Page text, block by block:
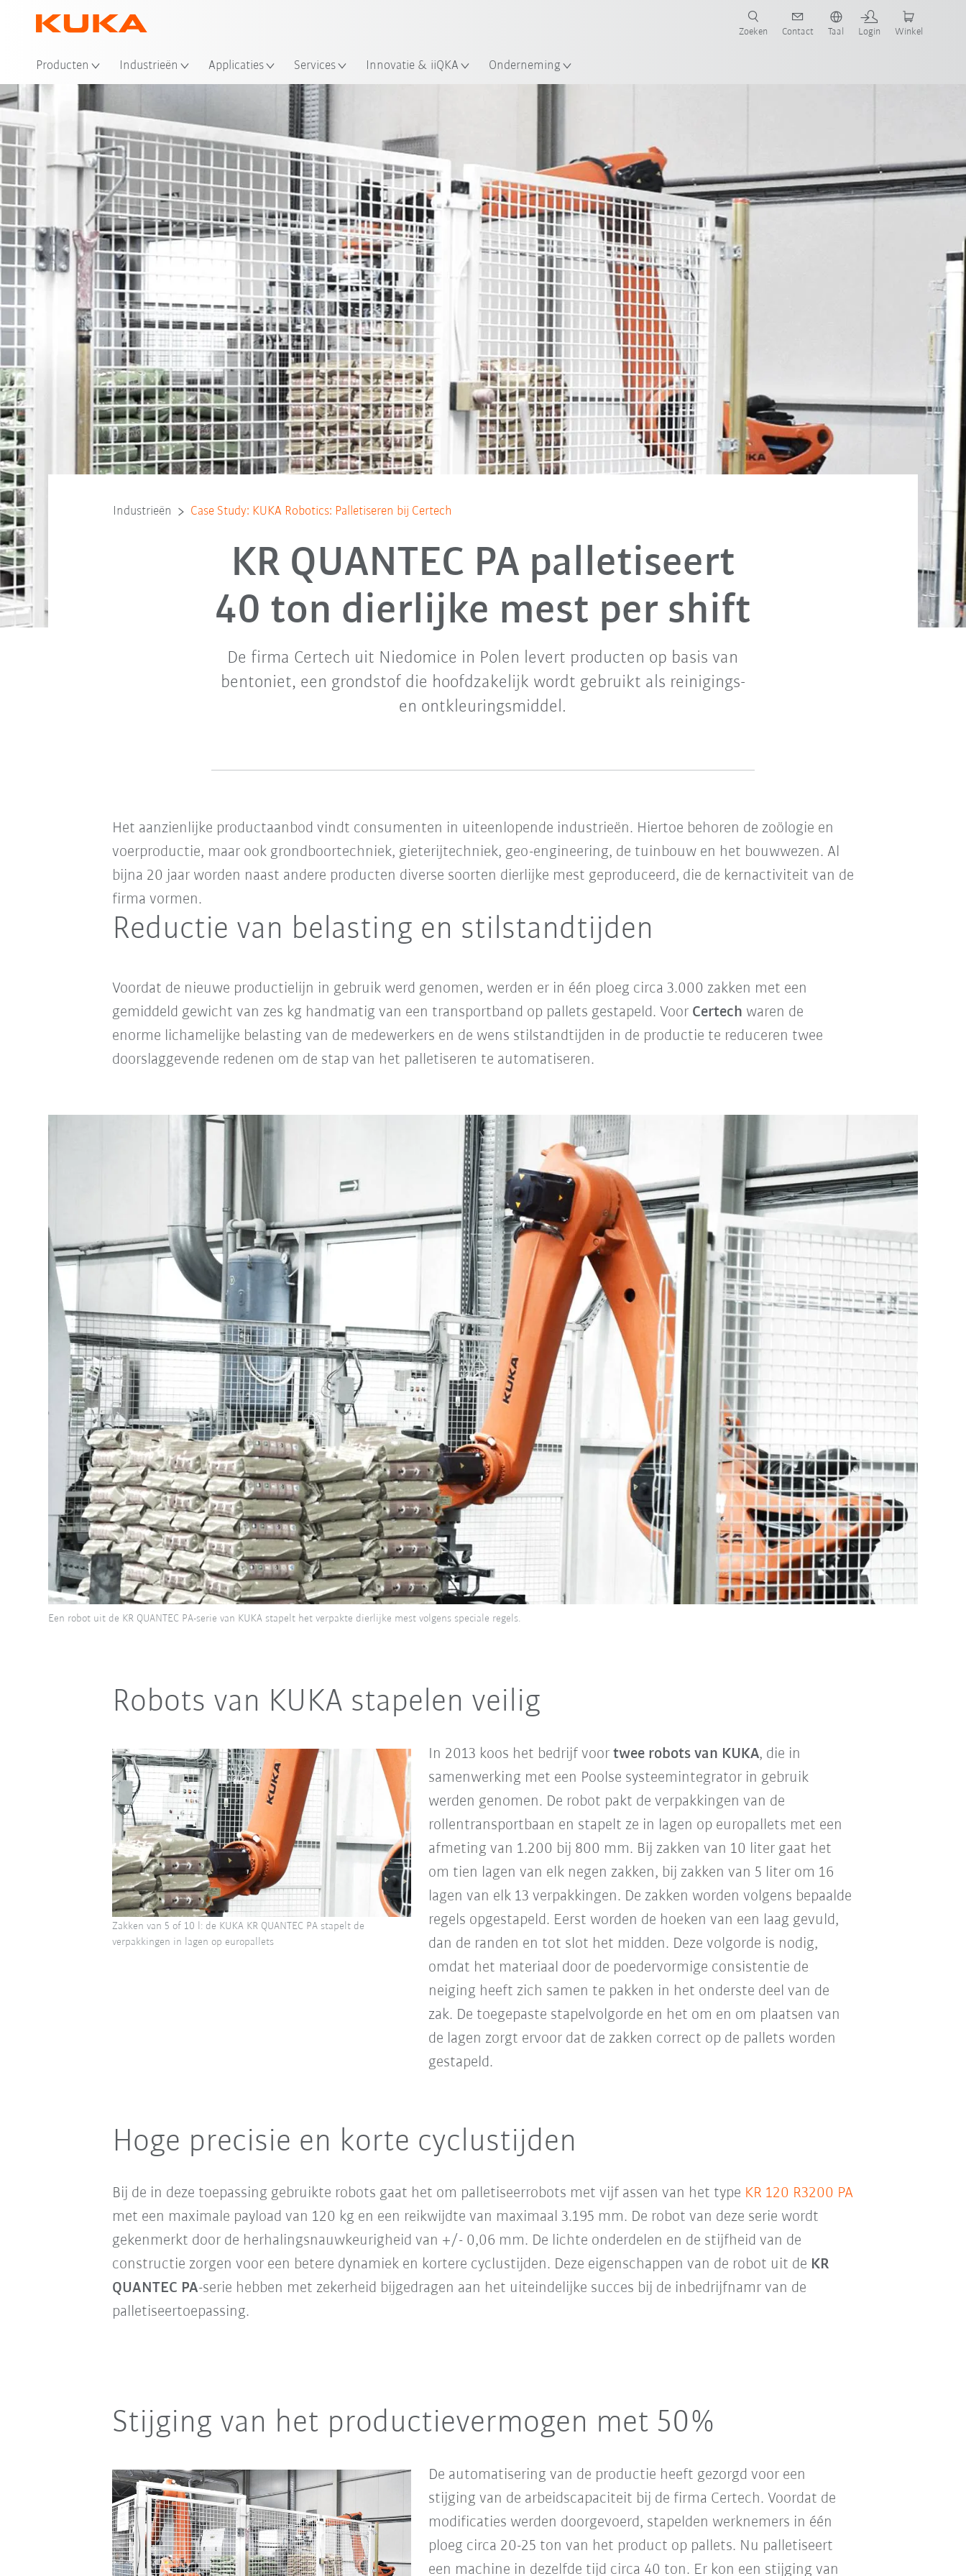
Producten Industrieën Applicaties Services Innovatie & iiQKA Onderneming
Zoeken Contact Taal Login Winkel
Alle systeempartners
Industrieën Case Study: KUKA Robotics: Palletiseren bij Certech
KR QUANTEC PA palletiseert
40 ton dierlijke mest per shift
De firma Certech uit Niedomice in Polen levert producten op basis van
bentoniet, een grondstof die hoofdzakelijk wordt gebruikt als reinigings-
en ontkleuringsmiddel.
Het aanzienlijke productaanbod vindt consumenten in uiteenlopende industrieën. Hiertoe behoren de zoölogie en
voerproductie, maar ook grondboortechniek, gieterijtechniek, geo-engineering, de tuinbouw en het bouwwezen. Al
bijna 20 jaar worden naast andere producten diverse soorten dierlijke mest geproduceerd, die de kernactiviteit van de
firma vormen.
Reductie van belasting en stilstandtijden
Voordat de nieuwe productielijn in gebruik werd genomen, werden er in één ploeg circa 3.000 zakken met een
gemiddeld gewicht van zes kg handmatig van een transportband op pallets gestapeld. Voor Certech waren de
enorme lichamelijke belasting van de medewerkers en de wens stilstandtijden in de productie te reduceren twee
doorslaggevende redenen om de stap van het palletiseren te automatiseren.
Een robot uit de KR QUANTEC PA-serie van KUKA stapelt het verpakte dierlijke mest volgens speciale regels.
Robots van KUKA stapelen veilig
In 2013 koos het bedrijf voor twee robots van KUKA, die in
samenwerking met een Poolse systeemintegrator in gebruik
werden genomen. De robot pakt de verpakkingen van de
rollentransportbaan en stapelt ze in lagen op europallets met een
afmeting van 1.200 bij 800 mm. Bij zakken van 10 liter gaat het
om tien lagen van elk negen zakken, bij zakken van 5 liter om 16
lagen van elk 13 verpakkingen. De zakken worden volgens bepaalde
regels opgestapeld. Eerst worden de hoeken van een laag gevuld,
dan de randen en tot slot het midden. Deze volgorde is nodig,
omdat het materiaal door de poedervormige consistentie de
neiging heeft zich samen te pakken in het onderste deel van de
zak. De toegepaste stapelvolgorde en het om en om plaatsen van
de lagen zorgt ervoor dat de zakken correct op de pallets worden
gestapeld.
Zakken van 5 of 10 l: de KUKA KR QUANTEC PA stapelt de
verpakkingen in lagen op europallets
Hoge precisie en korte cyclustijden
Bij de in deze toepassing gebruikte robots gaat het om palletiseerrobots met vijf assen van het type KR 120 R3200 PA
met een maximale payload van 120 kg en een reikwijdte van maximaal 3.195 mm. De robot van deze serie wordt
gekenmerkt door de herhalingsnauwkeurigheid van +/- 0,06 mm. De lichte onderdelen en de stijfheid van de
constructie zorgen voor een betere dynamiek en kortere cyclustijden. Deze eigenschappen van de robot uit de KR
QUANTEC PA-serie hebben met zekerheid bijgedragen aan het uiteindelijke succes bij de inbedrijfnamr van de
palletiseertoepassing.
Stijging van het productievermogen met 50%
De automatisering van de productie heeft gezorgd voor een
stijging van de arbeidscapaciteit bij de firma Certech. Voordat de
modificaties werden doorgevoerd, stapelden werknemers in één
ploeg circa 20-25 ton van het product op pallets. Nu palletiseert
een machine in dezelfde tijd circa 40 ton. Er kon een stijging van